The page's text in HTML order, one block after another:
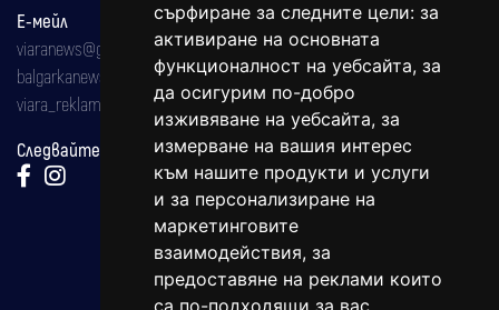
сърфиране за следните цели: за
активиране на основната
функционалност на уебсайта, за
да осигурим по-добро
изживяване на уебсайта, за
измерване на вашия интерес
към нашите продукти и услуги
и за персонализиране на
маркетинговите
взаимодействия, за
предоставяне на реклами които
са по-подходящи за вас
Е-мейл
viaranews@gmail.com
balgarkanews@gmail.com
viara_reklama@mail.bg
Следвайте ни: